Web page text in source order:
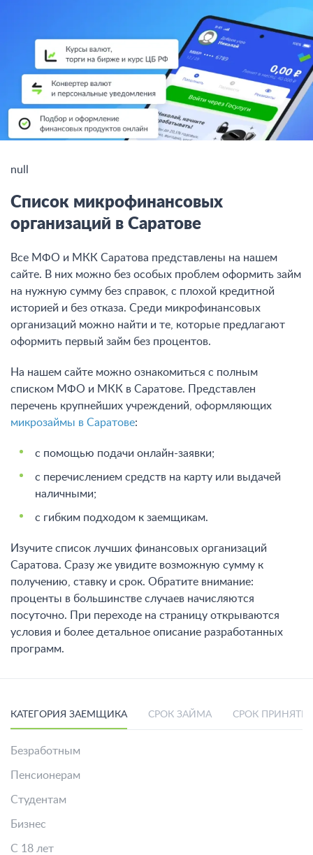
null
Список микрофинансовых
организаций в Саратове
Все МФО и МКК Саратова представлены на нашем
сайте. В них можно без особых проблем оформить займ
на нужную сумму без справок, с плохой кредитной
историей и без отказа. Среди микрофинансовых
организаций можно найти и те, которые предлагают
оформить первый займ без процентов.
На нашем сайте можно ознакомиться с полным
списком МФО и МКК в Саратове. Представлен
перечень крупнейших учреждений, оформляющих
микрозаймы в Саратове:
с помощью подачи онлайн-заявки;
с перечислением средств на карту или выдачей
наличными;
с гибким подходом к заемщикам.
Изучите список лучших финансовых организаций
Саратова. Сразу же увидите возможную сумму к
получению, ставку и срок. Обратите внимание:
проценты в большинстве случаев начисляются
посуточно. При переходе на страницу открываются
условия и более детальное описание разработанных
программ.
КАТЕГОРИЯ ЗАЕМЩИКА СРОК ЗАЙМА СРОК
Безработным
Пенсионерам
Студентам
Бизнес
С 18 лет